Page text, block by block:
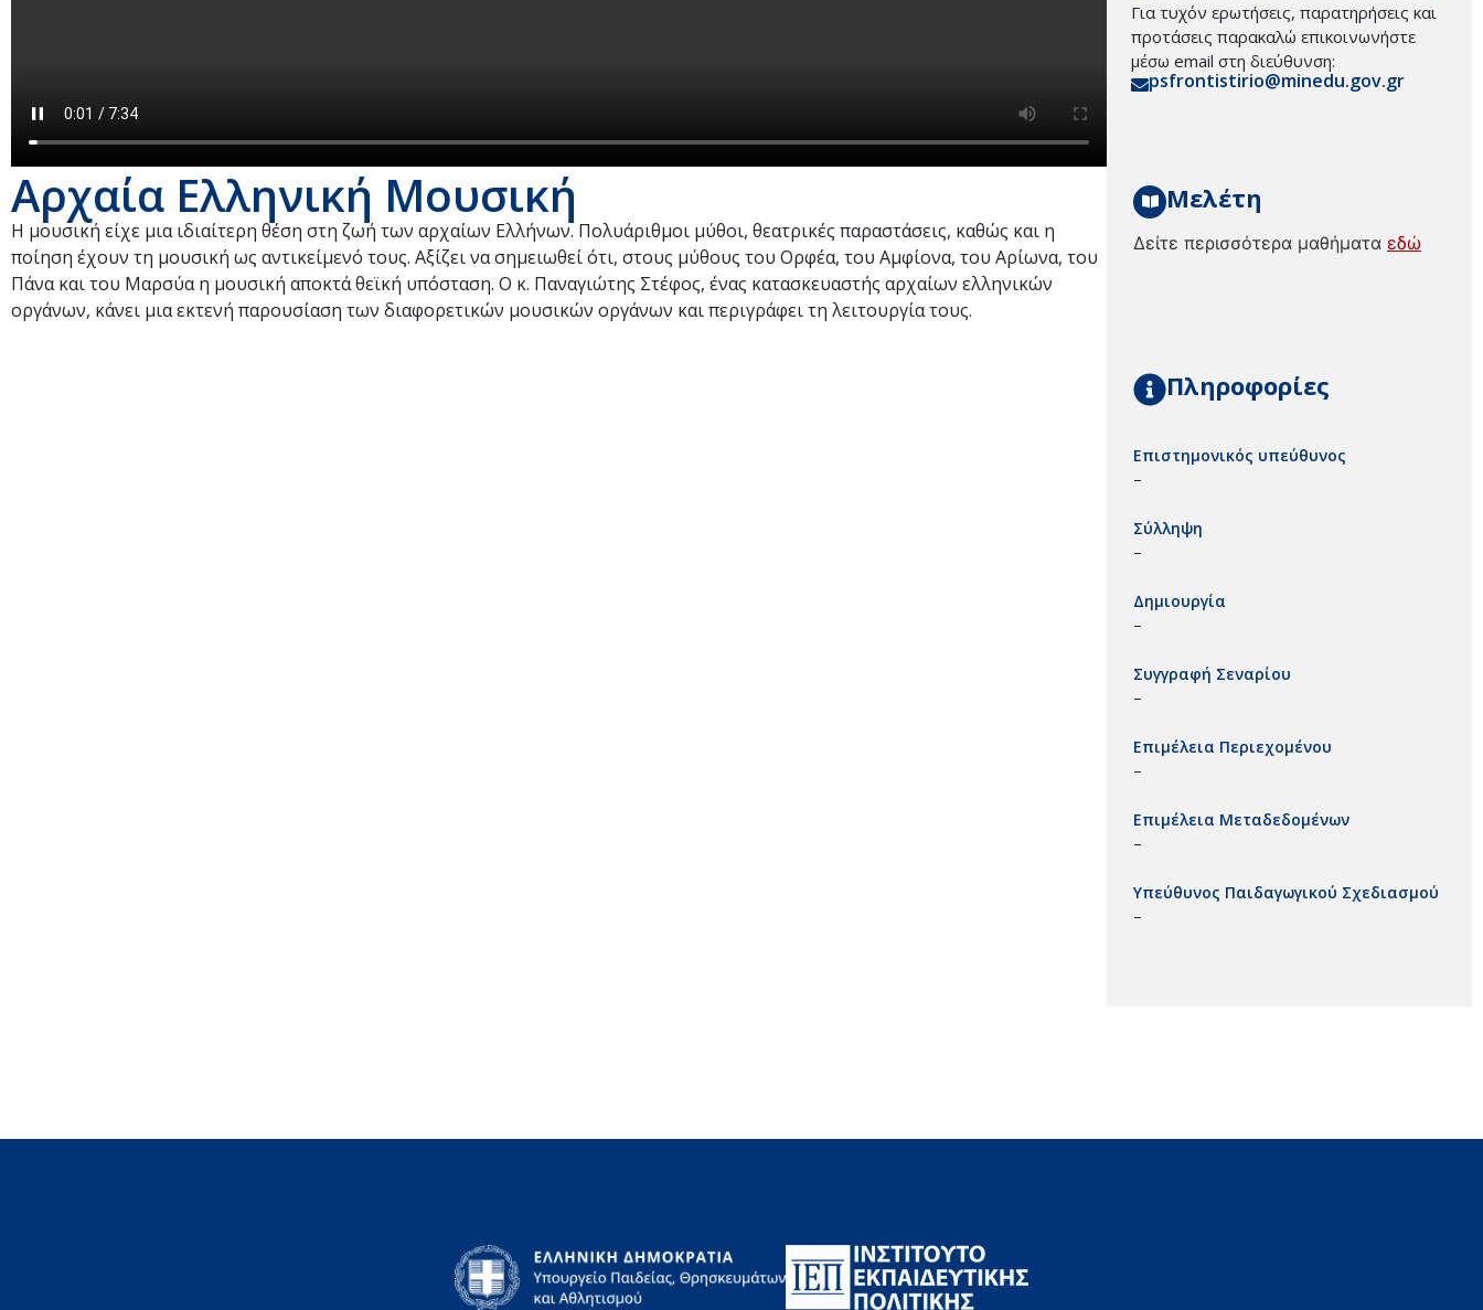
Αρχαία Ελληνική Μουσική
Η μουσική είχε μια ιδιαίτερη θέση στη ζωή των αρχαίων Ελλήνων. Πολυάριθμοι μύθοι, θεατρικές παραστάσεις, καθώς και η
ποίηση έχουν τη μουσική ως αντικείμενό τους. Αξίζει να σημειωθεί ότι, στους μύθους του Ορφέα, του Αμφίονα, του Αρίωνα, του
Πάνα και του Μαρσύα η μουσική αποκτά θεϊκή υπόσταση. Ο κ. Παναγιώτης Στέφος, ένας κατασκευαστής αρχαίων ελληνικών
οργάνων, κάνει μια εκτενή παρουσίαση των διαφορετικών μουσικών οργάνων και περιγράφει τη λειτουργία τους.
Για τυχόν ερωτήσεις, παρατηρήσεις και
προτάσεις παρακαλώ επικοινωνήστε
μέσω email στη διεύθυνση:
psfrontistirio@minedu.gov.gr
Μελέτη
Δείτε περισσότερα μαθήματα εδώ
Πληροφορίες
Επιστημονικός υπεύθυνος
–
Σύλληψη
–
Δημιουργία
–
Συγγραφή Σεναρίου
–
Επιμέλεια Περιεχομένου
–
Επιμέλεια Μεταδεδομένων
–
Υπεύθυνος Παιδαγωγικού Σχεδιασμού
–